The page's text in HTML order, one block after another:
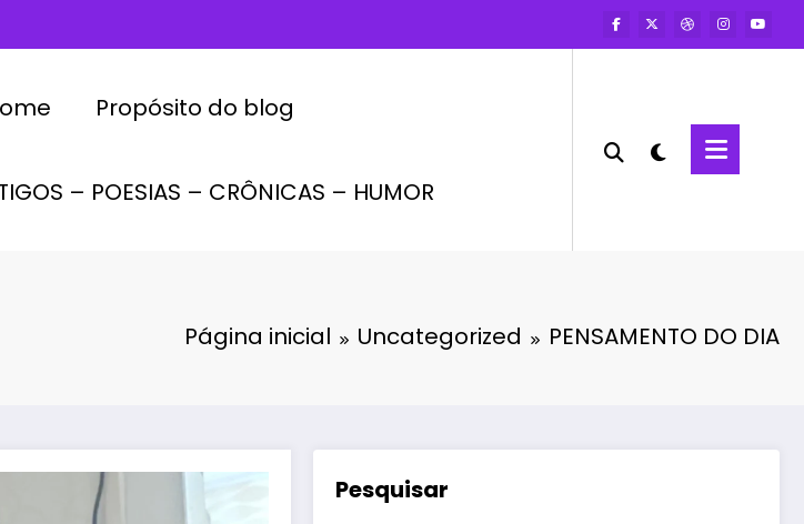
Propósito do blog
– POESIAS – CRÔNICAS – HUMOR
Página inicial Uncategorized PENSAMENTO DO DIA
Pesquisar